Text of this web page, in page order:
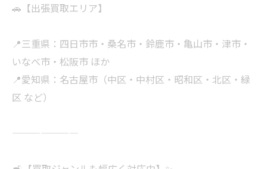
🚗【出張買取エリア】
📍三重県：四日市市・桑名市・鈴鹿市・亀山市・津市・
いなべ市・松阪市 ほか
📍愛知県：名古屋市（中区・中村区・昭和区・北区・緑
区 など）
———————